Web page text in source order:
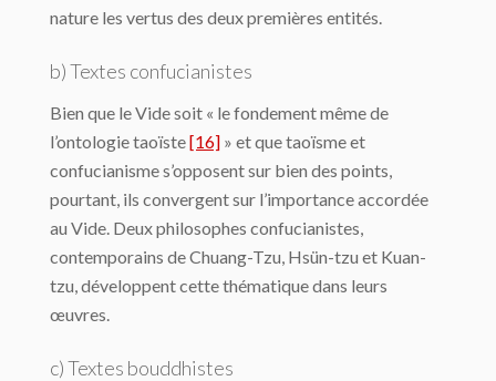
nature les vertus des deux premières entités.
b) Textes confucianistes
Bien que le Vide soit « le fondement même de
l’ontologie taoïste[16] » et que taoïsme et
confucianisme s’opposent sur bien des points,
pourtant, ils convergent sur l’importance accordée
au Vide. Deux philosophes confucianistes,
contemporains de Chuang-Tzu, Hsün-tzu et Kuan-
tzu, développent cette thématique dans leurs
œuvres.
c) Textes bouddhistes